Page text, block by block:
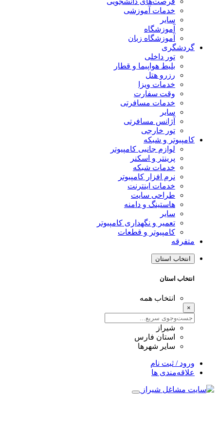
خدمات آموزشی
سایر
آموزشگاه
آموزشگاه زبان
گردشگری
تور داخلی
بلیط هواپیما و قطار
رزرو هتل
خدمات ویزا
وقت سفارت
خدمات مسافرتی
سایر
آژانس مسافرتی
تور خارجی
کامپیوتر و شبکه
لوازم جانبی کامپیوتر
پرینتر و اسکنر
خدمات شبکه
نرم افزار کامپیوتر
خدمات اینترنت
طراحی سایت
هاستینگ و دامنه
سایر
تعمیر و نگهداری کامپیوتر
کامپیوتر و قطعات
متفرقه
انتخاب استان
انتخاب استان
انتخاب همه
×
شیراز
استان فارس
سایر شهرها
ورود / ثبت نام
علاقه‌مندی ها